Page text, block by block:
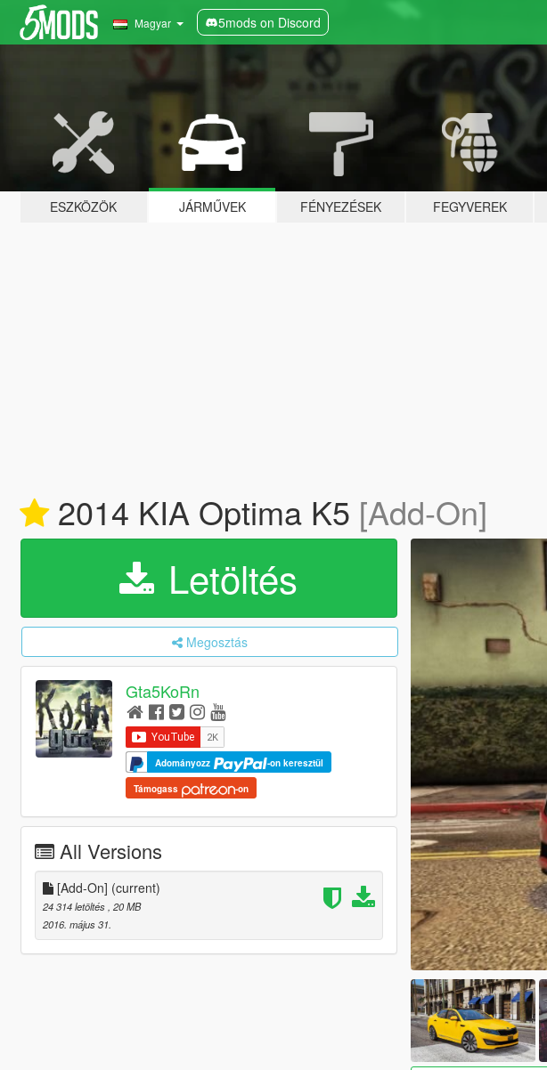
Magyar 5mods on Discord
ESZKÖZÖK JÁRMŰVEK FÉNYEZÉSEK FEGYVEREK
2014 KIA Optima K5 [Add-On]
Letöltés
Megosztás
Gta5KoRn
Adományozz -on keresztül
Támogass -on
All Versions
[Add-On] (current)
24 314 letöltés, 20 MB
2016. május 31.